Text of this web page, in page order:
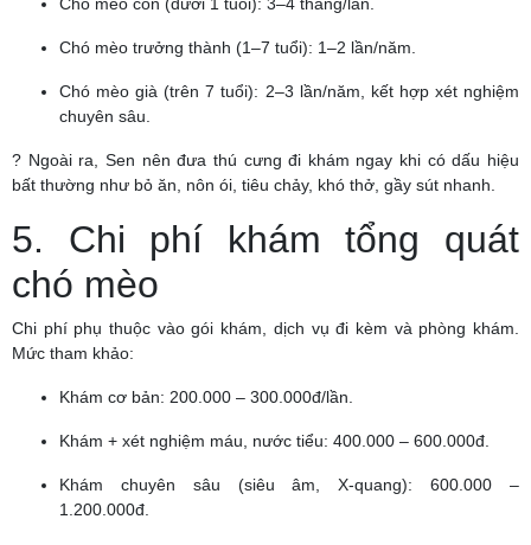
Chó mèo trưởng thành (1–7 tuổi): 1–2 lần/năm.
Chó mèo già (trên 7 tuổi): 2–3 lần/năm, kết hợp xét nghiệm
chuyên sâu.
? Ngoài ra, Sen nên đưa thú cưng đi khám ngay khi có dấu hiệu
bất thường như bỏ ăn, nôn ói, tiêu chảy, khó thở, gầy sút nhanh.
5. Chi phí khám tổng quát
chó mèo
Chi phí phụ thuộc vào gói khám, dịch vụ đi kèm và phòng khám.
Mức tham khảo:
Khám cơ bản: 200.000 – 300.000đ/lần.
Khám + xét nghiệm máu, nước tiểu: 400.000 – 600.000đ.
Khám chuyên sâu (siêu âm, X-quang): 600.000 –
1.200.000đ.